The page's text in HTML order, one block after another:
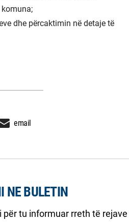
dhe përcaktimin në detaje të
email
NE BULETIN
për tu informuar rreth të rejave